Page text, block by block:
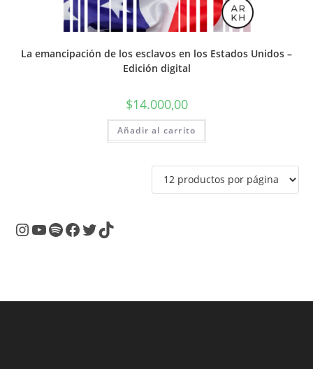
La emancipación de los esclavos en los Estados Unidos –
Edición digital
$14.000,00
Añadir al carrito
Instagram
YouTube
SpotifyFacebook
Twitter
TikTok